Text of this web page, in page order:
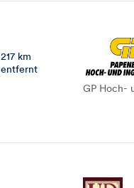
217 km
entfernt
GP Hoch-